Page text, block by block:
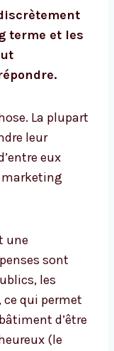
terme et les
La plupart
leur
eux
une
sont
les
qui permet
d’être
(le